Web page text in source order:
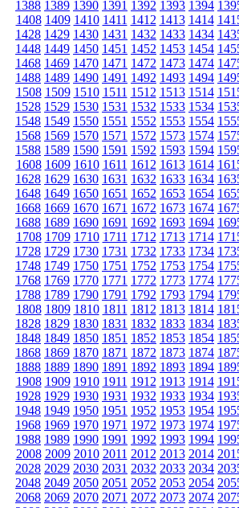
1388 1389 1390 1391 1392 1393 1394
1408 1409 1410 1411 1412 1413 1414
1428 1429 1430 1431 1432 1433 1434
1448 1449 1450 1451 1452 1453 1454
1468 1469 1470 1471 1472 1473 1474
1488 1489 1490 1491 1492 1493 1494
1508 1509 1510 1511 1512 1513 1514
1528 1529 1530 1531 1532 1533 1534
1548 1549 1550 1551 1552 1553 1554
1568 1569 1570 1571 1572 1573 1574
1588 1589 1590 1591 1592 1593 1594
1608 1609 1610 1611 1612 1613 1614
1628 1629 1630 1631 1632 1633 1634
1648 1649 1650 1651 1652 1653 1654
1668 1669 1670 1671 1672 1673 1674
1688 1689 1690 1691 1692 1693 1694
1708 1709 1710 1711 1712 1713 1714
1728 1729 1730 1731 1732 1733 1734
1748 1749 1750 1751 1752 1753 1754
1768 1769 1770 1771 1772 1773 1774
1788 1789 1790 1791 1792 1793 1794
1808 1809 1810 1811 1812 1813 1814
1828 1829 1830 1831 1832 1833 1834
1848 1849 1850 1851 1852 1853 1854
1868 1869 1870 1871 1872 1873 1874
1888 1889 1890 1891 1892 1893 1894
1908 1909 1910 1911 1912 1913 1914
1928 1929 1930 1931 1932 1933 1934
1948 1949 1950 1951 1952 1953 1954
1968 1969 1970 1971 1972 1973 1974
1988 1989 1990 1991 1992 1993 1994
2008 2009 2010 2011 2012 2013 2014
2028 2029 2030 2031 2032 2033 2034
2048 2049 2050 2051 2052 2053 2054
2068 2069 2070 2071 2072 2073 2074